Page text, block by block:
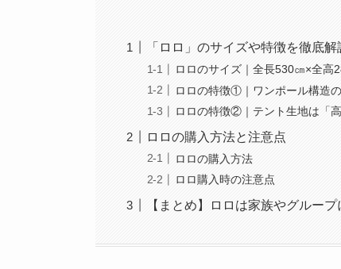
「ロロ」のサイズや特徴を徹底解
ロロのサイズ｜全長530㎝×全高
ロロの特徴①｜ワンポール構造
ロロの特徴②｜テント生地は「
ロロの購入方法と注意点
ロロの購入方法
ロロ購入時の注意点
【まとめ】ロロは家族やグルー